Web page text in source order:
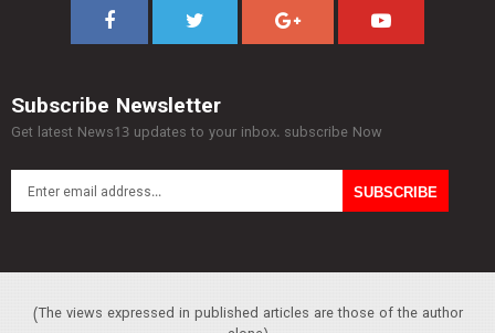
Subscribe Newsletter
Get latest News13 updates to your inbox. subscribe Now
(The views expressed in published articles are those of the author